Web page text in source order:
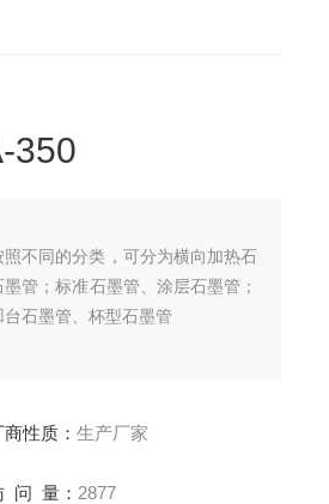
350
不同的分类，可分为横向加热石
管；标准石墨管、涂层石墨管；
石墨管、杯型石墨管
商性质：生产厂家
问 量： 2877